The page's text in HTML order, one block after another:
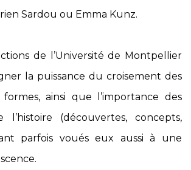
Sardou ou Emma Kunz.
de l’Université de Montpellier
la puissance du croisement des
ainsi que l’importance des
l’histoire (découvertes, concepts,
parfois voués eux aussi à une